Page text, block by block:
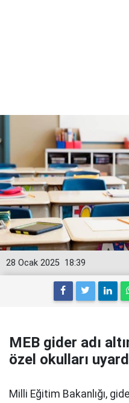
18:39
28 Ocak 2025
MEB gider adı
özel okulları
Milli Eğitim Bakanlığı,